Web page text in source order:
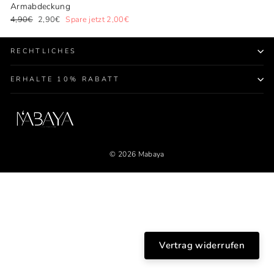
Armabdeckung
Normaler
4,90€ Sonderpreis
2,90€ Spare jetzt 2,00€
RECHTLICHES
ERHALTE 10% RABATT
© 2026 Mabaya
Vertrag widerrufen